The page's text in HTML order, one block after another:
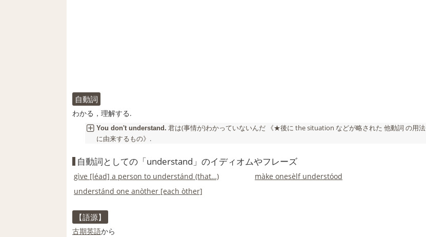
自動詞
わかる，理解する.
You don't understand . 君は(事情が)わかっていないんだ 《★後に the situation などが略された 他動詞 の用法
に由来するもの》.
自動詞としての「understand」のイディオムやフレーズ
gìve [léad] a person to understánd (that…)
màke onesèlf understóod
understánd one anòther [each òther]
【語源】
古期英語から